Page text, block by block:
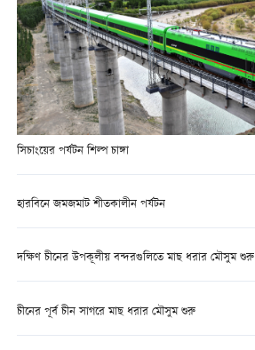
সিচাংয়ের পর্যটন শিল্প চাঙ্গা
হারবিনে জমজমাট শীতকালীন পর্যটন
দক্ষিণ চীনের উপকূলীয় বন্দরগুলিতে মাছ ধরার মৌসুম শুরু
চীনের পূর্ব চীন সাগরে মাছ ধরার মৌসুম শুরু